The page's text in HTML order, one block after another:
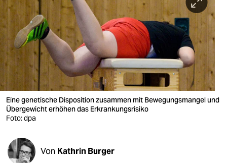
berlin
nord
wahrheit
verlag
verlag
veranstaltungen
shop
fragen & hilfe
Eine genetische Disposition zusammen mit Bewegungsmangel und
Übergewicht erhöhen das Erkrankungsrisiko
Foto: dpa
Von Kathrin Burger